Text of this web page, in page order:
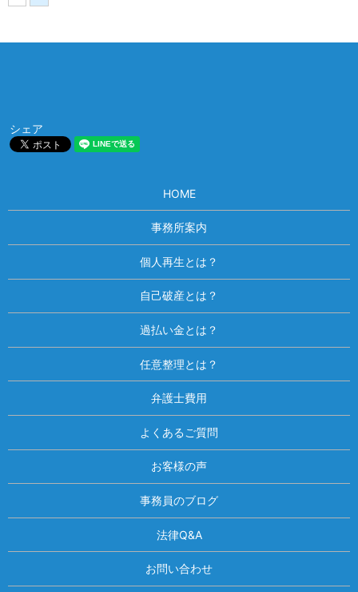
シェア
HOME
事務所案内
個人再生とは？
自己破産とは？
過払い金とは？
任意整理とは？
弁護士費用
よくあるご質問
お客様の声
事務員のブログ
法律Q&A
お問い合わせ